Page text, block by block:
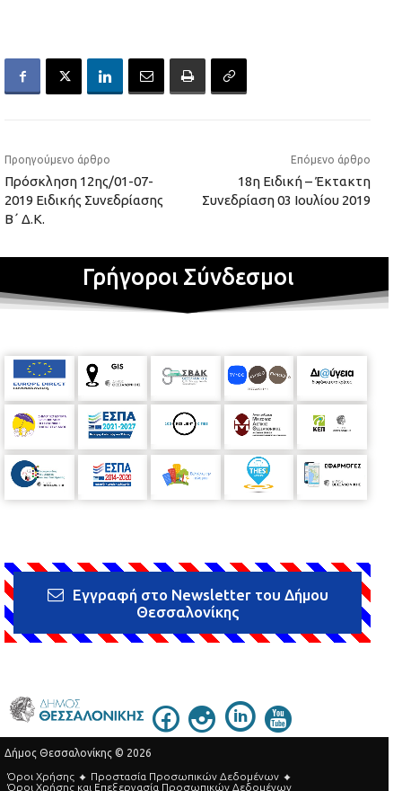
Προηγούμενο άρθρο
Πρόσκληση 12ης/01-07-
2019 Ειδικής Συνεδρίασης
Β΄ Δ.Κ.
Επόμενο άρθρο
18η Ειδική – Έκτακτη
Συνεδρίαση 03 Ιουλίου 2019
Γρήγοροι Σύνδεσμοι
Εγγραφή στο Newsletter του Δήμου
Θεσσαλονίκης
Δήμος Θεσσαλονίκης © 2026
Όροι Χρήσης
Προστασία Προσωπικών Δεδομένων
Όροι Xρήσης και Eπεξεργασία Προσωπικών Δεδομένων